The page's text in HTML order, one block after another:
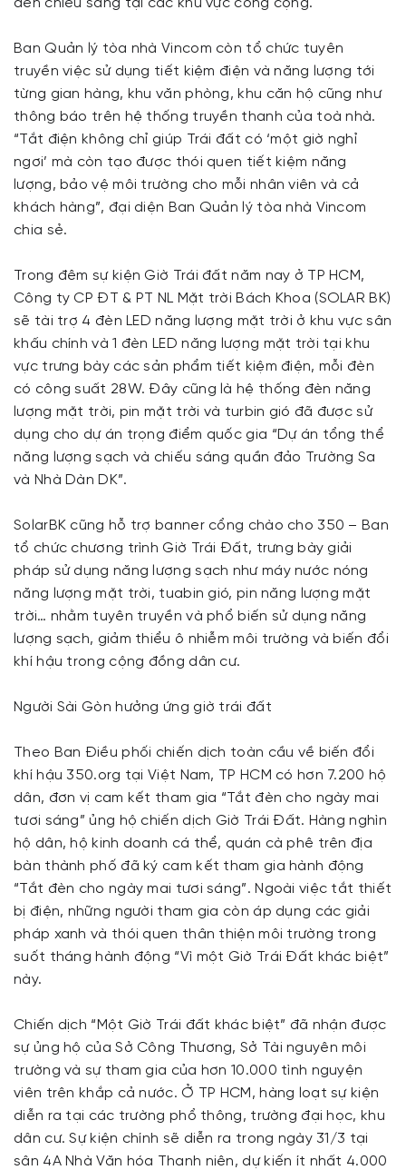
Ban Quản lý tòa nhà Vincom còn tổ chức tuyên
truyền việc sử dụng tiết kiệm điện và năng lượng tới
từng gian hàng, khu văn phòng, khu căn hộ cũng như
thông báo trên hệ thống truyền thanh của toà nhà.
“Tắt điện không chỉ giúp Trái đất có ‘một giờ nghỉ
ngơi’ mà còn tạo được thói quen tiết kiệm năng
lượng, bảo vệ môi trường cho mỗi nhân viên và cả
khách hàng”, đại diện Ban Quản lý tòa nhà Vincom
chia sẻ.
Trong đêm sự kiện Giờ Trái đất năm nay ở TP HCM,
Công ty CP ĐT & PT NL Mặt trời Bách Khoa (SOLAR BK)
sẽ tài trợ 4 đèn LED năng lượng mặt trời ở khu vực sân
khấu chính và 1 đèn LED năng lượng mặt trời tại khu
vực trưng bày các sản phẩm tiết kiệm điện, mỗi đèn
có công suất 28W. Đây cũng là hệ thống đèn năng
lượng mặt trời, pin mặt trời và turbin gió đã được sử
dụng cho dự án trọng điểm quốc gia “Dự án tổng thể
năng lượng sạch và chiếu sáng quần đảo Trường Sa
và Nhà Dàn DK”.
SolarBK cũng hỗ trợ banner cổng chào cho 350 – Ban
tổ chức chương trình Giờ Trái Đất, trưng bày giải
pháp sử dụng năng lượng sạch như máy nước nóng
năng lượng mặt trời, tuabin gió, pin năng lượng mặt
trời… nhằm tuyên truyền và phổ biến sử dụng năng
lượng sạch, giảm thiểu ô nhiễm môi trường và biến đổi
khí hậu trong cộng đồng dân cư.
Người Sài Gòn hưởng ứng giờ trái đất
Theo Ban Điều phối chiến dịch toàn cầu về biến đổi
khí hậu 350.org tại Việt Nam, TP HCM có hơn 7.200 hộ
dân, đơn vị cam kết tham gia “Tắt đèn cho ngày mai
tươi sáng” ủng hộ chiến dịch Giờ Trái Đất. Hàng nghìn
hộ dân, hộ kinh doanh cá thể, quán cà phê trên địa
bàn thành phố đã ký cam kết tham gia hành động
“Tắt đèn cho ngày mai tươi sáng”. Ngoài việc tắt thiết
bị điện, những người tham gia còn áp dụng các giải
pháp xanh và thói quen thân thiện môi trường trong
suốt tháng hành động “Vì một Giờ Trái Đất khác biệt”
này.
Chiến dịch “Một Giờ Trái đất khác biệt” đã nhận được
sự ủng hộ của Sở Công Thương, Sở Tài nguyên môi
trường và sự tham gia của hơn 10.000 tình nguyện
viên trên khắp cả nước. Ở TP HCM, hàng loạt sự kiện
diễn ra tại các trường phổ thông, trường đại học, khu
dân cư. Sự kiện chính sẽ diễn ra trong ngày 31/3 tại
sân 4A Nhà Văn hóa Thanh niên, dự kiến ít nhất 4.000